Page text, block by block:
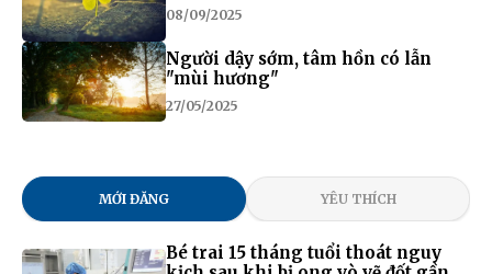
08/09/2025
Người dậy sớm, tâm hồn có lẫn
"mùi hương"
27/05/2025
MỚI ĐĂNG YÊU THÍCH
Bé trai 15 tháng tuổi thoát nguy